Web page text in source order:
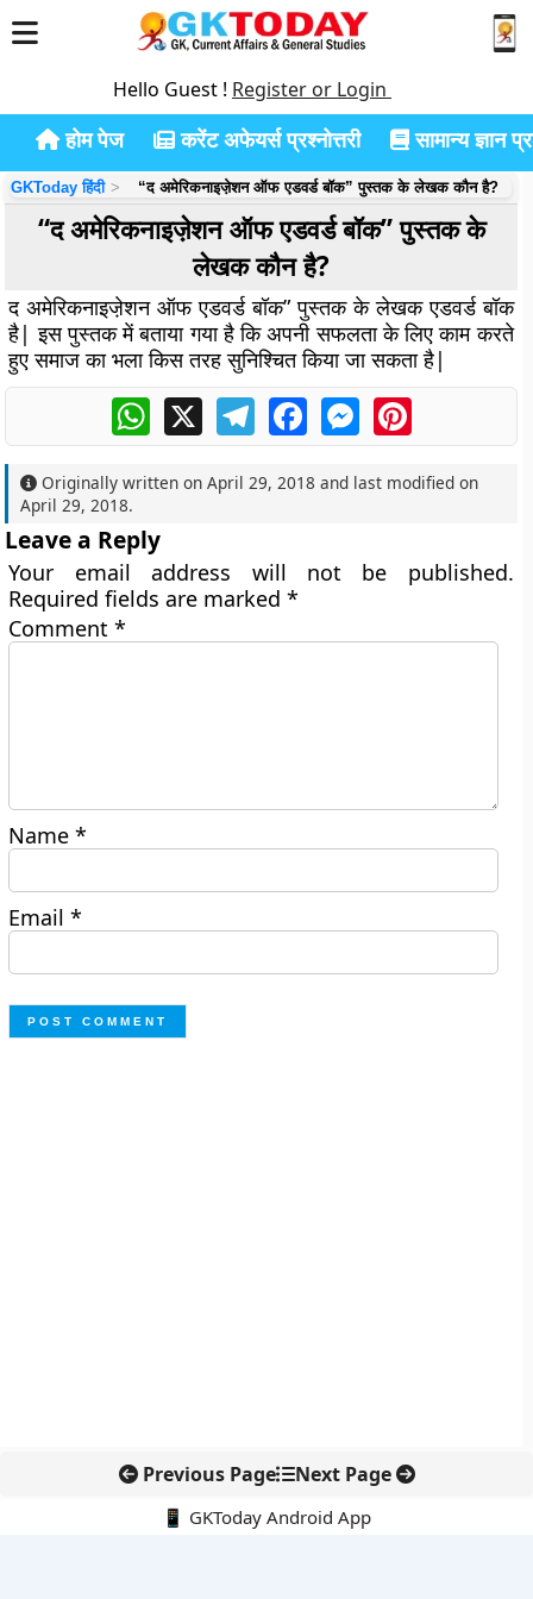
Hello Guest ! Register or Login
होम पेज करेंट अफेयर्स प्रश्नोत्तरी सामान्य ज्ञान
GKToday हिंदी “द अमेरिकनाइजे़शन ऑफ एडवर्ड बॉक” पुस्तक के लेखक कौन है?
“द अमेरिकनाइजे़शन ऑफ एडवर्ड बॉक” पुस्तक के
लेखक कौन है?
द अमेरिकनाइजे़शन ऑफ एडवर्ड बॉक” पुस्तक के लेखक एडवर्ड बॉक
है| इस पुस्तक में बताया गया है कि अपनी सफलता के लिए काम करते
हुए समाज का भला किस तरह सुनिश्चित किया जा सकता है|
WhatsApp
X TelegramFacebookMessengerPinterest
Originally written onApril 29, 2018 and last modified on
April 29, 2018.
Leave a Reply
Your email address will not be published.
Required fields are marked*
Comment*
Name*
Email*
Previous Page Next Page
📱 GKToday Android App